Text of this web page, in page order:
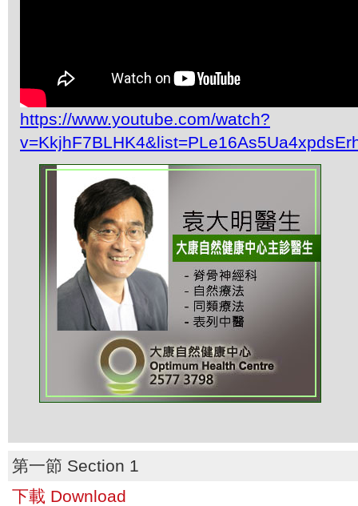
https://www.youtube.com/watch?
第一節 Section 1
下載 Download